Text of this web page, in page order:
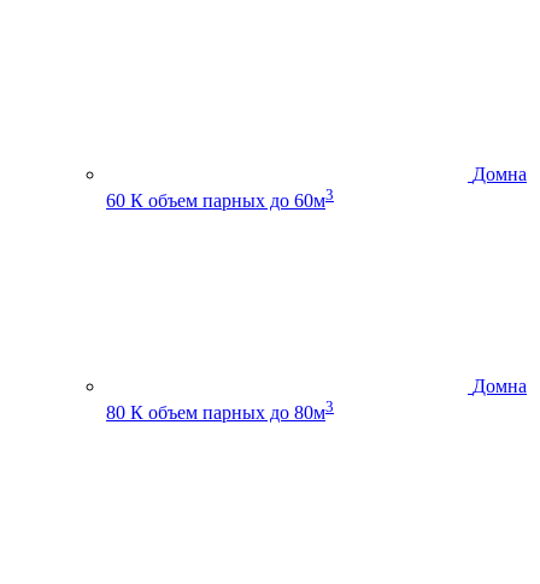
Домна
60 К объем парных до 60м3
Домна
80 К объем парных до 80м3